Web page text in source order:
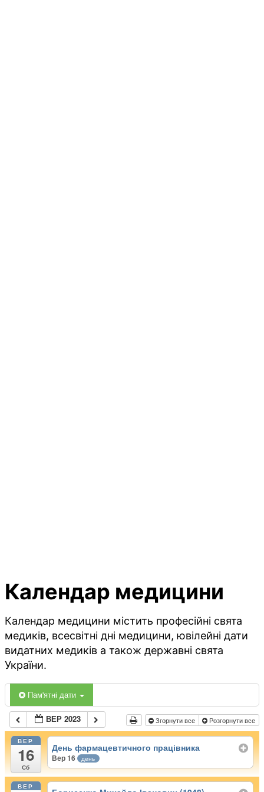
Календар медицини
Календар медицини містить професійні свята
медиків, всесвітні дні медицини, ювілейні дати
видатних медиків а також державні свята
України.
Пам'ятні дати
ВЕР 2023 Згорнути все Розгорнути все
ВЕР
16
Сб
День фармацевтичного працівника
Вер 16 день
ВЕР